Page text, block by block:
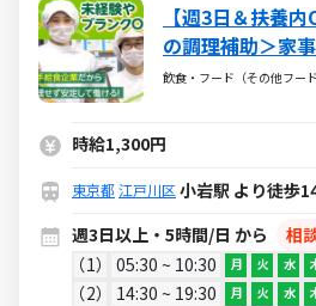
【週3日＆扶養
の調理補助＞家
事に★ブランク
企業グリーンハウ
飲食・フード（その他フード
時給1,300円
東京都 江戸川区 小岩駅 より徒歩
週3日以上・5時間/日 から
相
1
05:30 ~ 10:30 月 火 水
2 14:30 ~ 19:30 月 火 水